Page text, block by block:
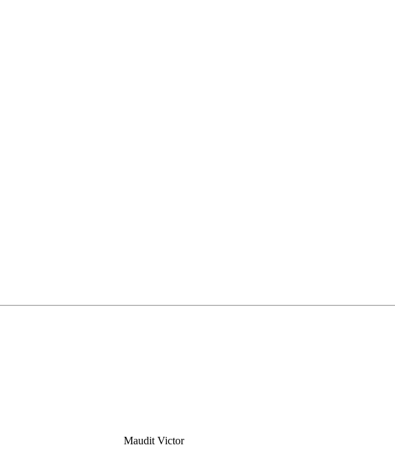
Maudit Victor